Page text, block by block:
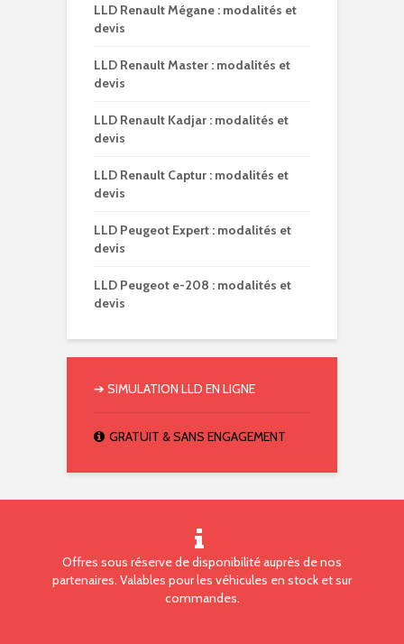
LLD Renault Mégane : modalités et
devis
LLD Renault Master : modalités et
devis
LLD Renault Kadjar : modalités et
devis
LLD Renault Captur : modalités et
devis
LLD Peugeot Expert : modalités et
devis
LLD Peugeot e-208 : modalités et
devis
➔ SIMULATION LLD EN LIGNE
GRATUIT & SANS ENGAGEMENT
Offres sous réserve de disponibilité auprès de nos
partenaires. Valables pour les véhicules en stock et sur
commandes.